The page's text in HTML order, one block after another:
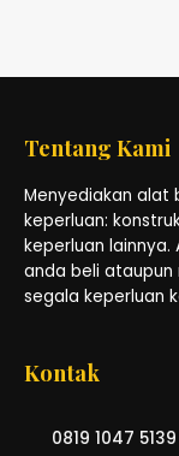
Tentang Kami
Menyediakan alat
keperluan:
keperluan lainnya.
anda beli ataupun
segala keperluan
Kontak
0819 1047